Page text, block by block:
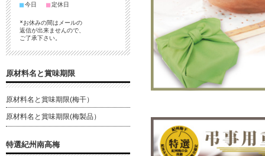
■今日 ■定休日
*お休みの間はメールの
返信が出来ませんので、
ご了承下さい。
原材料名と賞味期限
原材料名と賞味期限(梅干）
原材料名と賞味期限(梅製品）
特選紀州南高梅